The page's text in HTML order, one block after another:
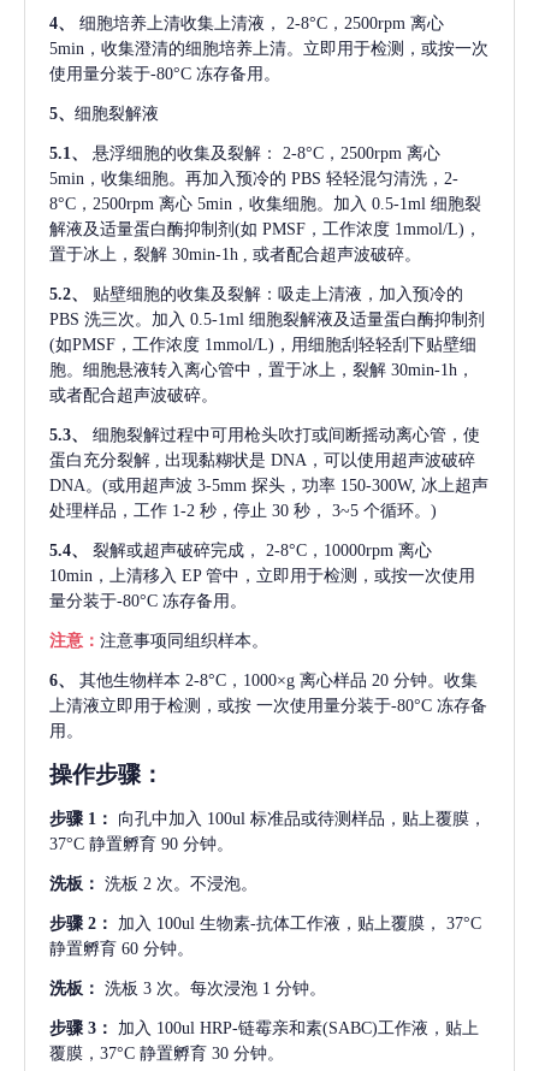
4、 细胞培养上清收集上清液，
2-8°C，2500rpm 离心
5min，收集澄清的细胞培养上清。立即用于检测，或按一次
使用量分装于-80°C 冻存备用。
5、 细胞裂解液
5.1、 悬浮细胞的收集及裂解：
2-8°C，2500rpm 离心
5min，收集细胞。再加入预冷的 PBS 轻轻混匀清洗，2-
8°C，2500rpm 离心 5min，收集细胞。加入 0.5-1ml 细胞裂
解液及适量蛋白酶抑制剂(如 PMSF，工作浓度 1mmol/L)，
置于冰上，裂解 30min-1h , 或者配合超声波破碎。
5.2、
贴壁细胞的收集及裂解：吸走上清液，加入预冷的
PBS 洗三次。加入 0.5-1ml 细胞裂解液及适量蛋白酶抑制剂
(如PMSF，工作浓度 1mmol/L)，用细胞刮轻轻刮下贴壁细
胞。细胞悬液转入离心管中，置于冰上，裂解 30min-1h，
或者配合超声波破碎。
5.3、
细胞裂解过程中可用枪头吹打或间断摇动离心管，使
蛋白充分裂解 , 出现黏糊状是 DNA，可以使用超声波破碎
DNA。(或用超声波 3-5mm 探头，功率 150-300W, 冰上超声
处理样品，工作 1-2 秒，停止 30 秒， 3~5 个循环。)
5.4、 裂解或超声破碎完成，
2-8°C，10000rpm 离心
10min，上清移入 EP 管中，立即用于检测，或按一次使用
量分装于-80°C 冻存备用。
注意： 注意事项同组织样本。
6、 其他生物样本 2-8°C，1000×g 离心样品 20 分钟。收集
上清液立即用于检测，或按 一次使用量分装于-80°C 冻存备
用。
操作步骤：
步骤 1： 向孔中加入 100ul 标准品或待测样品，贴上覆膜，
37°C 静置孵育 90 分钟。
洗板： 洗板 2 次。不浸泡。
步骤 2： 加入 100ul 生物素-抗体工作液，贴上覆膜， 37°C
静置孵育 60 分钟。
洗板： 洗板 3 次。每次浸泡 1 分钟。
步骤 3： 加入 100ul HRP-链霉亲和素(SABC)工作液，贴上
覆膜，37°C 静置孵育 30 分钟。